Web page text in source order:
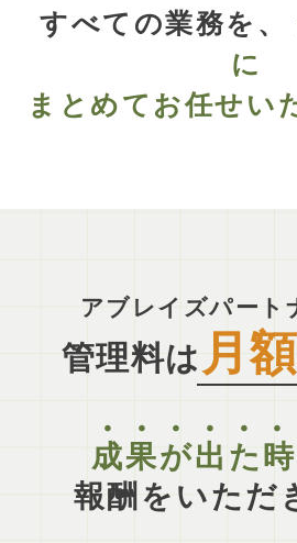
すべての業務を、
に
まとめてお任せい
アブレイズパート
管理料は 月
成果が出た時
報酬をいただ